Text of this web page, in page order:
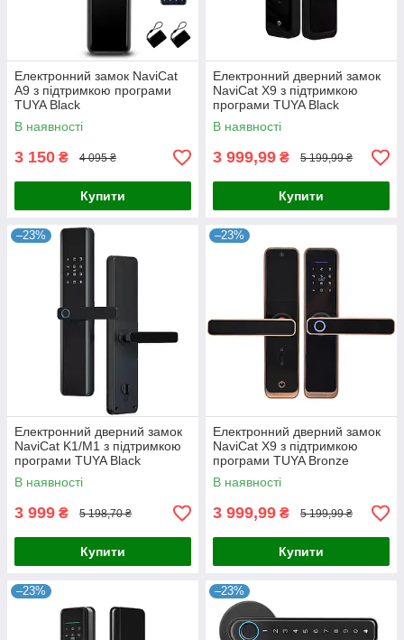
Електронний замок NaviCat
A9 з підтримкою програми
TUYA Black
В наявності
3 150 ₴ 4 095 ₴
Купити
Електронний дверний замок
NaviCat X9 з підтримкою
програми TUYA Black
В наявності
3 999,99 ₴ 5 199,99 ₴
Купити
–23%
Електронний дверний замок
NaviCat K1/M1 з підтримкою
програми TUYA Black
В наявності
3 999 ₴ 5 198,70 ₴
Купити
–23%
Електронний дверний замок
NaviCat X9 з підтримкою
програми TUYA Bronze
В наявності
3 999,99 ₴ 5 199,99 ₴
Купити
–23% –23%